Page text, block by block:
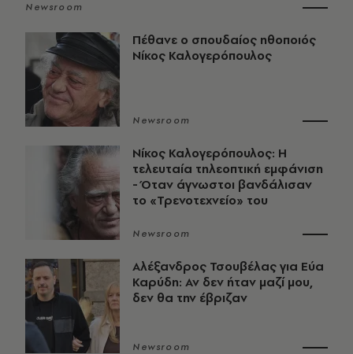
Newsroom
Πέθανε ο σπουδαίος ηθοποιός
Νίκος Καλογερόπουλος
Newsroom
Νίκος Καλογερόπουλος: Η
τελευταία τηλεοπτική εμφάνιση
- Όταν άγνωστοι βανδάλισαν
το «Τρενοτεχνείο» του
Newsroom
Αλέξανδρος Τσουβέλας για Εύα
Καρύδη: Αν δεν ήταν μαζί μου,
δεν θα την έβριζαν
Newsroom